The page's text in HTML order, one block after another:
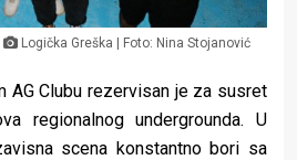
Logička Greška | Foto: Nina Stojanović
AG Clubu rezervisan je za susret
regionalnog undergrounda. U
scena konstantno bori sa